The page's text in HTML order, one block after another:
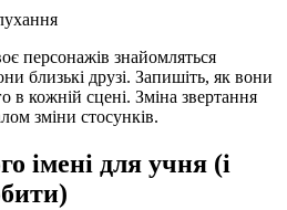
персонажів знайомляться
близькі друзі. Запишіть, як вони
в кожній сцені. Зміна звертання
зміни стосунків.
імені для учня (і